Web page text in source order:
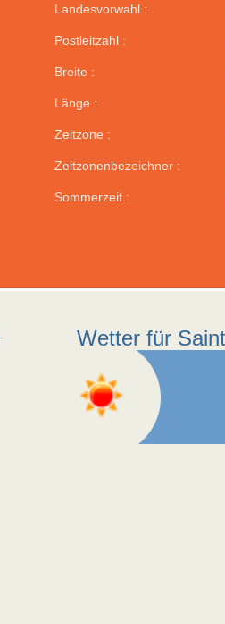
Landesvorwahl :
Postleitzahl :
Breite :
Länge :
Zeitzone :
Zeitzonenbezeichner :
Sommerzeit :
Wetter für